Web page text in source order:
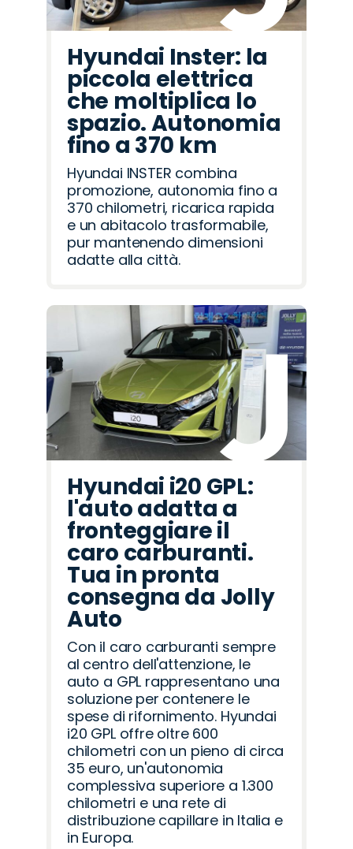
Hyundai Inster: la
piccola elettrica
che moltiplica lo
spazio. Autonomia
fino a 370 km
Hyundai INSTER combina
promozione, autonomia fino a
370 chilometri, ricarica rapida
e un abitacolo trasformabile,
pur mantenendo dimensioni
adatte alla città.
Hyundai i20 GPL:
l'auto adatta a
fronteggiare il
caro carburanti.
Tua in pronta
consegna da Jolly
Auto
Con il caro carburanti sempre
al centro dell'attenzione, le
auto a GPL rappresentano una
soluzione per contenere le
spese di rifornimento. Hyundai
i20 GPL offre oltre 600
chilometri con un pieno di circa
35 euro, un'autonomia
complessiva superiore a 1.300
chilometri e una rete di
distribuzione capillare in Italia e
in Europa.